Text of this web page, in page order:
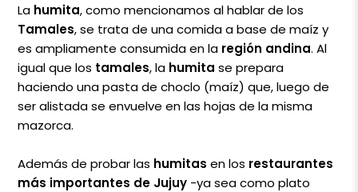
La humita, como mencionamos al hablar de los
Tamales, se trata de una comida a base de maíz y
es ampliamente consumida en la región andina. Al
igual que los tamales, la humita se prepara
haciendo una pasta de choclo (maíz) que, luego de
ser alistada se envuelve en las hojas de la misma
mazorca.
Además de probar las humitas en los restaurantes
más importantes de Jujuy -ya sea como plato